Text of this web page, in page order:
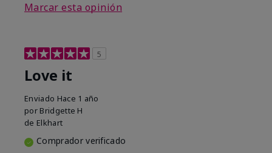
Marcar esta opinión
5
Love it
Enviado Hace 1 año
por Bridgette H
de Elkhart
Comprador verificado